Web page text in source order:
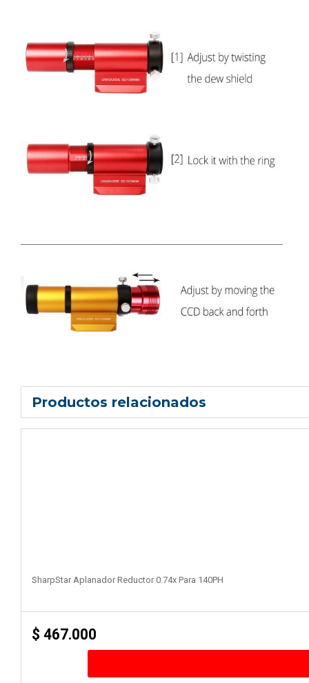
Productos relacionados
SharpStar Aplanador Reductor 0.74x Para 140PH
$ 467.000